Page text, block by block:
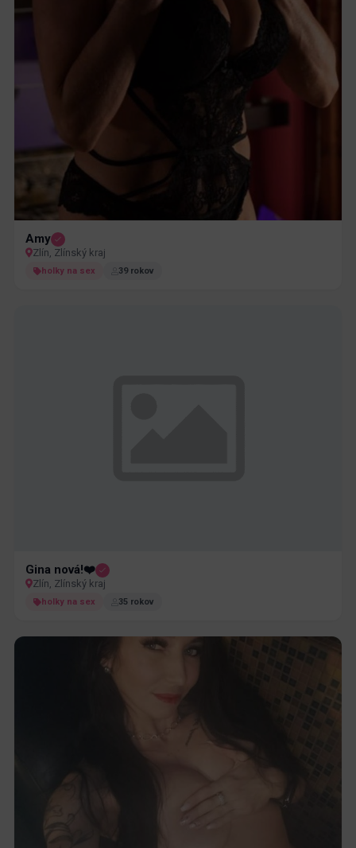
Amy
Zlín, Zlínský kraj
holky na sex 39 rokov
Gina nová!❤️
Zlín, Zlínský kraj
holky na sex 35 rokov